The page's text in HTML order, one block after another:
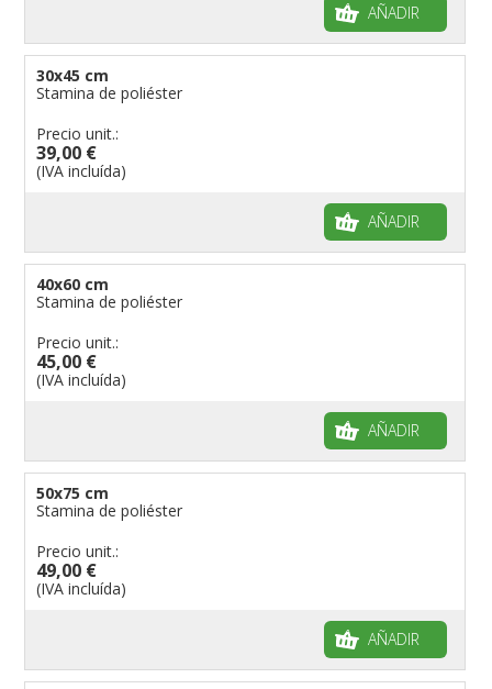
AÑADIR
30x45 cm
Stamina de poliéster
Precio unit.:
39,00 €
(IVA incluída)
AÑADIR
40x60 cm
Stamina de poliéster
Precio unit.:
45,00 €
(IVA incluída)
AÑADIR
50x75 cm
Stamina de poliéster
Precio unit.:
49,00 €
(IVA incluída)
AÑADIR